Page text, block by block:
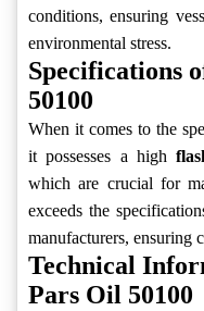
conditions, ensuring
environmental stress.
Specifications
50100
When it comes to the
it possesses a high
which are crucial for
exceeds the
manufacturers, ensuring
Technical
Pars Oil 50100